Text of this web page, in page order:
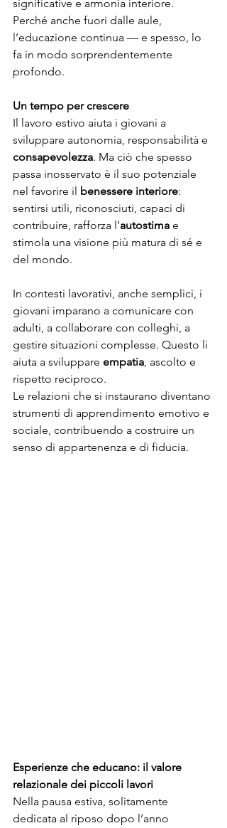
significative e armonia interiore.
Perché anche fuori dalle aule,
l’educazione continua — e spesso, lo
fa in modo sorprendentemente
profondo.
Un tempo per crescere
Il lavoro estivo aiuta i giovani a
sviluppare autonomia, responsabilità e
consapevolezza. Ma ciò che spesso
passa inosservato è il suo potenziale
nel favorire il benessere interiore:
sentirsi utili, riconosciuti, capaci di
contribuire, rafforza l’autostima e
stimola una visione più matura di sé e
del mondo.
In contesti lavorativi, anche semplici, i
giovani imparano a comunicare con
adulti, a collaborare con colleghi, a
gestire situazioni complesse. Questo li
aiuta a sviluppare empatia, ascolto e
rispetto reciproco.
Le relazioni che si instaurano diventano
strumenti di apprendimento emotivo e
sociale, contribuendo a costruire un
senso di appartenenza e di fiducia.
Esperienze che educano: il valore
relazionale dei piccoli lavori
Nella pausa estiva, solitamente
dedicata al riposo dopo l’anno